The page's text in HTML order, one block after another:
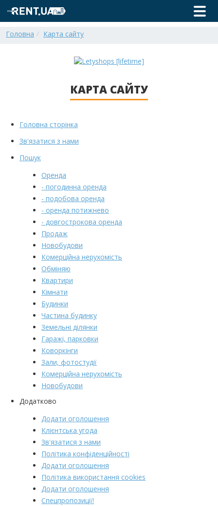
Головна Карта сайту
КАРТА САЙТУ
Головна сторінка
Зв'язатися з нами
Пошук
Оренда
- погодинна оренда
- подобова оренда
- оренда потижнево
- довгострокова оренда
Продаж
Новобудови
Комерційна нерухомість
Обміняю
Квартири
Кімнати
Будинки
Частина будинку
Земельні ділянки
Гаражі, парковки
Коворкінги
Зали, фотостудії
Комерційна нерухомість
Новобудови
Додатково
Додати оголошення
Клієнтська угода
Зв'язатися з нами
Політика конфіденційності
Додати оголошення
Політика використання cookies
Додати оголошення
Спецпропозиції!